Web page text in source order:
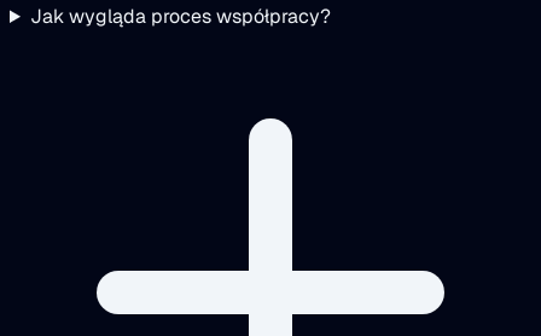
Jak wygląda proces współpracy?